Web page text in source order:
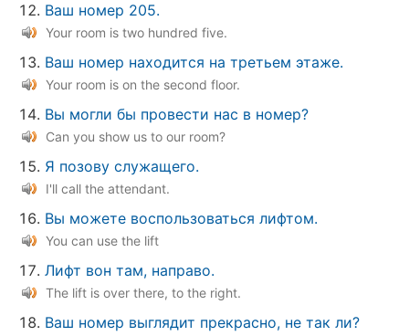
Ваш номер 205.
Your room is two hundred five.
Ваш номер находится на третьем этаже.
Your room is on the second floor.
Вы могли бы провести нас в номер?
Can you show us to our room?
Я позову служащего.
I'll call the attendant.
Вы можете воспользоваться лифтом.
You can use the lift
Лифт вон там, направо.
The lift is over there, to the right.
Ваш номер выглядит прекрасно, не так ли?